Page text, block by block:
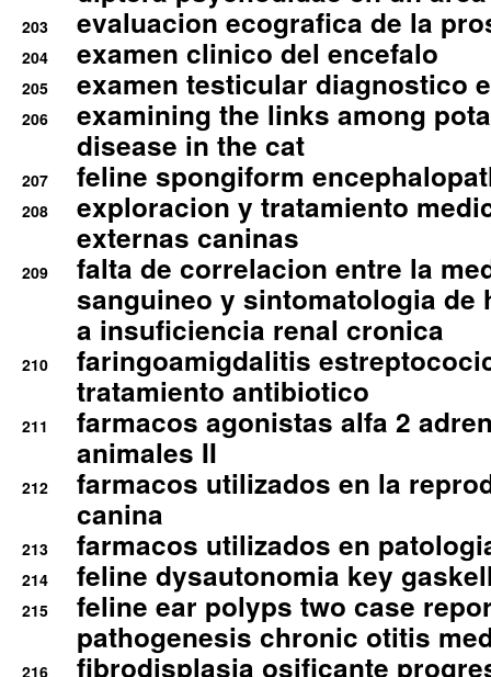
203 evaluacion ecografica de la
204 examen clinico del encefalo
205 examen testicular diagnostico
206
examining the links among
disease in the cat
207 feline spongiform
208
exploracion y tratamiento
externas caninas
209
falta de correlacion entre la
sanguineo y sintomatologia de
a insuficiencia renal cronica
210
faringoamigdalitis
tratamiento antibiotico
211
farmacos agonistas alfa 2
animales II
212
farmacos utilizados en la
canina
213 farmacos utilizados en
214 feline dysautonomia key
215
feline ear polyps two case
pathogenesis chronic otitis
216 fibrodisplasia osificante